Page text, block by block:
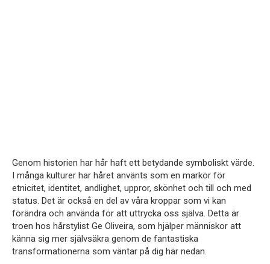
Genom historien har hår haft ett betydande symboliskt värde.
I många kulturer har håret använts som en markör för
etnicitet, identitet, andlighet, uppror, skönhet och till och med
status. Det är också en del av våra kroppar som vi kan
förändra och använda för att uttrycka oss själva. Detta är
troen hos hårstylist Ge Oliveira, som hjälper människor att
känna sig mer självsäkra genom de fantastiska
transformationerna som väntar på dig här nedan.